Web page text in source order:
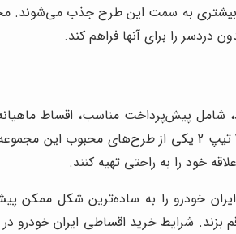
206 تیپ 2، خریداران با اطمینان خاطر بیشتری به
را برای آنها فراهم کند.
شامل پیش‌پرداخت مناسب، اقساط
خودروهای ایران خودرو را برای بسیاری از متقاضیان ممکن
خود را به راحتی تهیه کنند.
خودرو را به ساده‌ترین شکل ممکن
بزند. شرایط خرید اقساطی ایران خودرو